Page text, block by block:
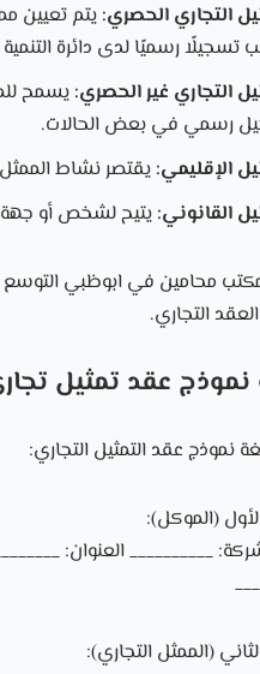
التجاري الحصري: يتم تعيين
تسجيلًا رسميًا لدى دائرة
التجاري غير الحصري: يسمح
رسمي في بعض الحالات.
الإقليمي: يقتصر نشاط
القانوني: يتيح لشخص أو جهة
محامين في ابوظبي التوسع
التجاري.
عقد تمثيل
نموذج عقد التمثيل التجاري:
(الموكل):
__________ العنوان:
(الممثل التجاري):